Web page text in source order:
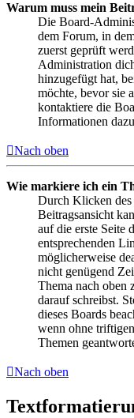
Warum muss mein
Die Board-
dem Forum, in
zuerst geprüft
Administration
hinzugefügt hat,
möchte, bevor sie
kontaktiere die
Informationen
Nach oben
Wie markiere ich ein
Durch Klicken des
Beitragsansicht
auf die erste Seite
entsprechenden
möglicherweise
nicht genügend
Thema nach oben
darauf schreibst.
dieses Boards
wenn ohne
Themen
Nach oben